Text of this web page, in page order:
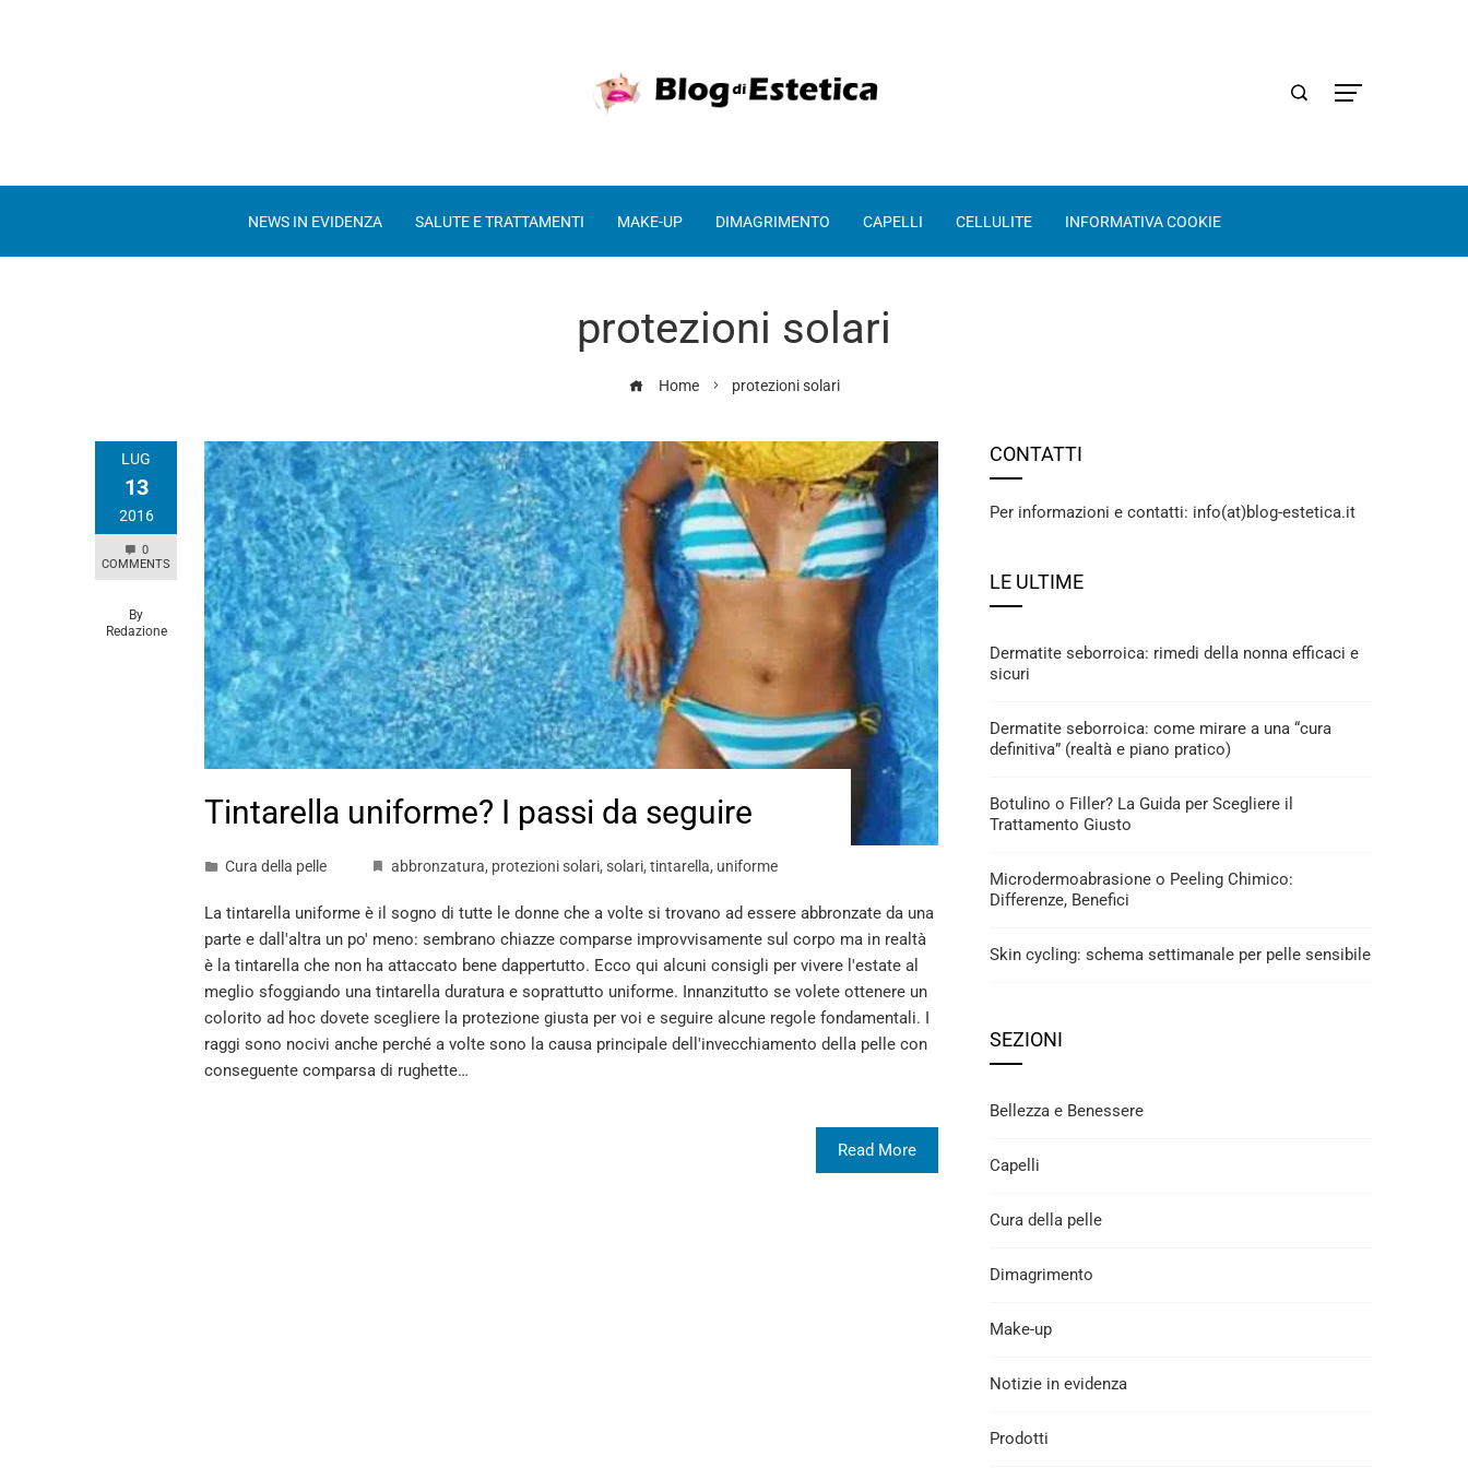
NEWS IN EVIDENZA SALUTE E TRATTAMENTI MAKE-UP DIMAGRIMENTO CAPELLI CELLULITE INFORMATIVA COOKIE
protezioni solari
Home protezioni solari
LUG
13
2016
0
COMMENTS
By
Redazione
Tintarella uniforme? I passi da seguire
Cura della pelle abbronzatura, protezioni solari, solari, tintarella, uniforme
La tintarella uniforme è il sogno di tutte le donne che a volte si trovano ad essere abbronzate da una
parte e dall'altra un po' meno: sembrano chiazze comparse improvvisamente sul corpo ma in realtà
è la tintarella che non ha attaccato bene dappertutto. Ecco qui alcuni consigli per vivere l'estate al
meglio sfoggiando una tintarella duratura e soprattutto uniforme. Innanzitutto se volete ottenere un
colorito ad hoc dovete scegliere la protezione giusta per voi e seguire alcune regole fondamentali. I
raggi sono nocivi anche perché a volte sono la causa principale dell'invecchiamento della pelle con
conseguente comparsa di rughette…
Read More
CONTATTI
Per informazioni e contatti: info(at)blog-estetica.it
LE ULTIME
Dermatite seborroica: rimedi della nonna efficaci e
sicuri
Dermatite seborroica: come mirare a una “cura
definitiva” (realtà e piano pratico)
Botulino o Filler? La Guida per Scegliere il
Trattamento Giusto
Microdermoabrasione o Peeling Chimico:
Differenze, Benefici
Skin cycling: schema settimanale per pelle sensibile
SEZIONI
Bellezza e Benessere
Capelli
Cura della pelle
Dimagrimento
Make-up
Notizie in evidenza
Prodotti